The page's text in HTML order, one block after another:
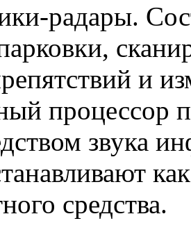
радары.
и
процессор
звука
средства.